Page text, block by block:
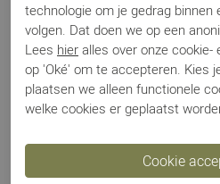
Hartjes
132.2002/10 Woogie zwart
€ 159,95
technologie om je gedrag
volgen. Dat doen we op een
Lees hier alles over onze cookie-
op 'Oké' om te accepteren. Kies
plaatsen we alleen functionele
welke cookies er geplaatst